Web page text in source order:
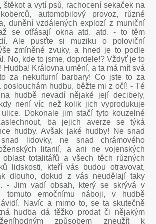
štěkot a vytí psů, rachocení sekaček na
automobilový provoz, různé
dunění vzdálených explozí z muniční
se otřásají okna atd. atd. - to těm
Ale pusťte si muziku o poloviční
zmíněné zvuky, a hned je to podle
No, kde to jsme, doprdele!? Vždyť je to
Hudba! Královna umění, a ta má mít svá
za nekulturní barbary! Co jste to za
poslouchám hudbu, běžte mi z očí! - Té
hudbě nevadí nějaké její decibely,
není víc než kolik jich vyprodukuje
Dokonale jim stačí tyto kouzelné
ba jejich averze se týká
hudby. Avšak jaké hudby! Ne snad
lidovky, ne snad chrámového
litanií, a ani ne vojenských
totalitářů a všech těch různých
lidskosti, kteří vás budou otravovat,
dlouho, dokud z vás neudělají taky
- Jim vadí obsah, který se skrývá v
tomuto emočnímu náboji, v hudbě
Navíc a mimo to, se ta skutečně
hudba dá těžko prodat či nějakým
způsobem zneužít k